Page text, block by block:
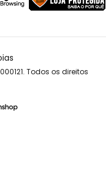
Todos os direitos